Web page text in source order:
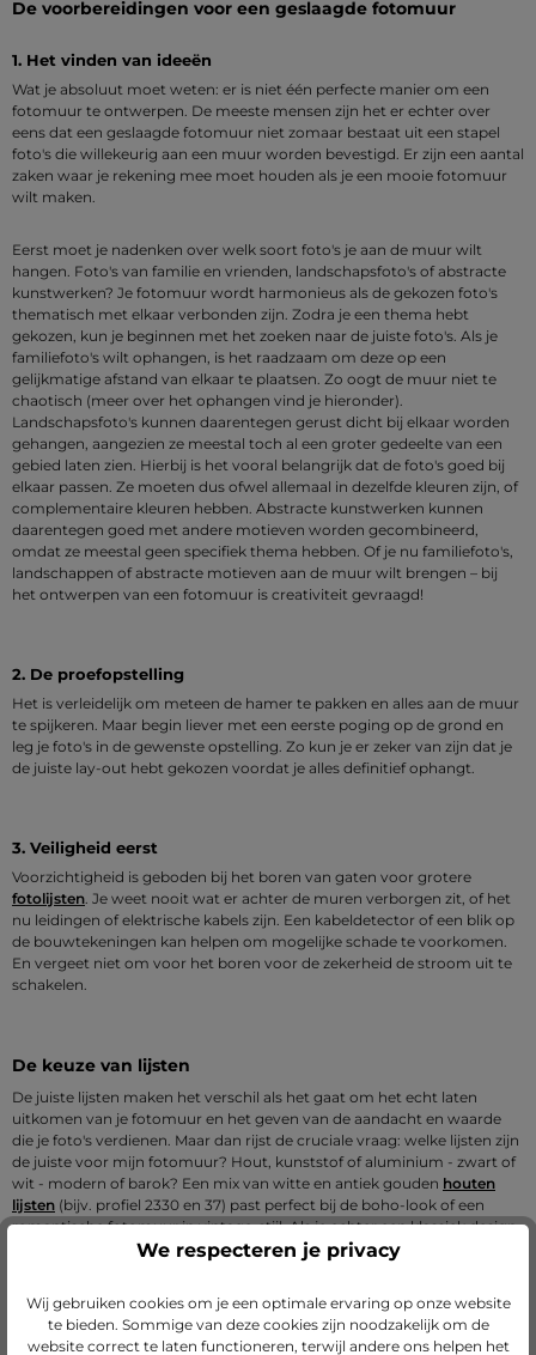
De voorbereidingen voor een geslaagde fotomuur
1. Het vinden van ideeën
Wat je absoluut moet weten: er is niet één perfecte manier om een
fotomuur te ontwerpen. De meeste mensen zijn het er echter over
eens dat een geslaagde fotomuur niet zomaar bestaat uit een stapel
foto's die willekeurig aan een muur worden bevestigd. Er zijn een aantal
zaken waar je rekening mee moet houden als je een mooie fotomuur
wilt maken.
Eerst moet je nadenken over welk soort foto's je aan de muur wilt
hangen. Foto's van familie en vrienden, landschapsfoto's of abstracte
kunstwerken? Je fotomuur wordt harmonieus als de gekozen foto's
thematisch met elkaar verbonden zijn. Zodra je een thema hebt
gekozen, kun je beginnen met het zoeken naar de juiste foto's. Als je
familiefoto's wilt ophangen, is het raadzaam om deze op een
gelijkmatige afstand van elkaar te plaatsen. Zo oogt de muur niet te
chaotisch (meer over het ophangen vind je hieronder).
Landschapsfoto's kunnen daarentegen gerust dicht bij elkaar worden
gehangen, aangezien ze meestal toch al een groter gedeelte van een
gebied laten zien. Hierbij is het vooral belangrijk dat de foto's goed bij
elkaar passen. Ze moeten dus ofwel allemaal in dezelfde kleuren zijn, of
complementaire kleuren hebben. Abstracte kunstwerken kunnen
daarentegen goed met andere motieven worden gecombineerd,
omdat ze meestal geen specifiek thema hebben. Of je nu familiefoto's,
landschappen of abstracte motieven aan de muur wilt brengen – bij
het ontwerpen van een fotomuur is creativiteit gevraagd!
2. De proefopstelling
Het is verleidelijk om meteen de hamer te pakken en alles aan de muur
te spijkeren. Maar begin liever met een eerste poging op de grond en
leg je foto's in de gewenste opstelling. Zo kun je er zeker van zijn dat je
de juiste lay-out hebt gekozen voordat je alles definitief ophangt.
3. Veiligheid eerst
Voorzichtigheid is geboden bij het boren van gaten voor grotere
fotolijsten. Je weet nooit wat er achter de muren verborgen zit, of het
nu leidingen of elektrische kabels zijn. Een kabeldetector of een blik op
de bouwtekeningen kan helpen om mogelijke schade te voorkomen.
En vergeet niet om voor het boren voor de zekerheid de stroom uit te
schakelen.
De keuze van lijsten
De juiste lijsten maken het verschil als het gaat om het echt laten
uitkomen van je fotomuur en het geven van de aandacht en waarde
die je foto's verdienen. Maar dan rijst de cruciale vraag: welke lijsten zijn
de juiste voor mijn fotomuur? Hout, kunststof of aluminium - zwart of
wit - modern of barok? Een mix van witte en antiek gouden houten
lijsten (bijv. profiel 2330 en 37) past perfect bij de boho-look of een
romantische fotomuur in vintage-stijl. Als je echter een klassiek design
voor ogen hebt, zorgen eenvoudige, zwarte of witte houten lijsten met
je huis landelijk ingericht, kies dan gerust voor massieve houten lijsten
(bijv. profiel 2240, 2400 of 59) die je rustieke stijl optimaal aanvullen.
We respecteren je privacy
Wij gebruiken cookies om je een optimale ervaring op onze website
te bieden. Sommige van deze cookies zijn noodzakelijk om de
website correct te laten functioneren, terwijl andere ons helpen het